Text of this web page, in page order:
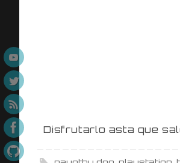
Disfrutarlo asta que